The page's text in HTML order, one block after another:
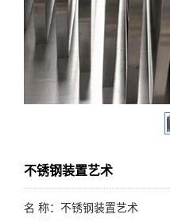
不锈钢装置艺术
名 称：不锈钢装置艺术